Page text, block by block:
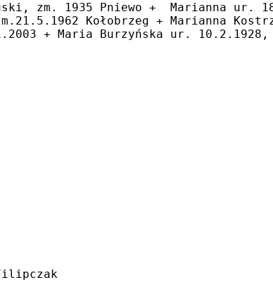
zm. 1935 Pniewo +  Marianna ur.
Kołobrzeg + Marianna
+ Maria Burzyńska ur.